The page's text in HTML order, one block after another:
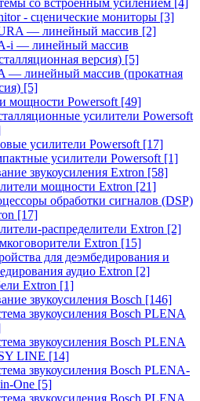
со встроенным усилением [4]
- сценические мониторы [3]
— линейный массив [2]
i — линейный массив
версия) [5]
— линейный массив (прокатная
[5]
мощности Powersoft [49]
усилители Powersoft
усилители Powersoft [17]
усилители Powersoft [1]
звукоусиления Extron [58]
мощности Extron [21]
обработки сигналов (DSP)
[17]
распределители Extron [2]
Extron [15]
для деэмбедирования и
аудио Extron [2]
Extron [1]
звукоусиления Bosch [146]
звукоусиления Bosch PLENA
звукоусиления Bosch PLENA
LINE [14]
звукоусиления Bosch PLENA-
One [5]
звукоусиления Bosch PLENA